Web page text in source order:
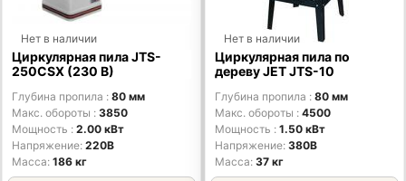
Нет в наличии
Циркулярная пила JTS-
250CSX (230 В)
Глубина пропила
80 мм
Макс. обороты
3850
Мощность
2.00 кВт
Напряжение 220В
Масса 186 кг
Нет в наличии
Циркулярная пила по
дереву JET JTS-10
Глубина пропила
80 мм
Макс. обороты
4500
Мощность
1.50 кВт
Напряжение 380В
Масса 37 кг